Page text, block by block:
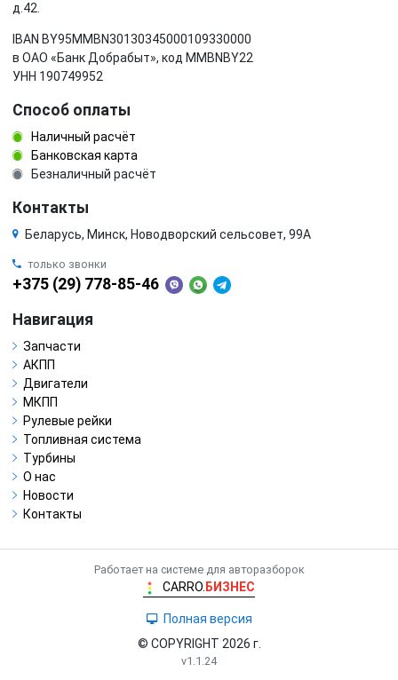
д.42.
IBAN BY95MMBN30130345000109330000
в ОАО «Банк Добрабыт», код MMBNBY22
УНН 190749952
Способ оплаты
Наличный расчёт
Банковская карта
Безналичный расчёт
Контакты
Беларусь, Минск, Новодворский сельсовет, 99А
только звонки
+375 (29) 778-85-46
Навигация
Запчасти
АКПП
Двигатели
МКПП
Рулевые рейки
Топливная система
Турбины
О нас
Новости
Контакты
Работает на системе для авторазборок
CARRO. БИЗНЕС
Полная версия
© COPYRIGHT 2026 г.
v1.1.24